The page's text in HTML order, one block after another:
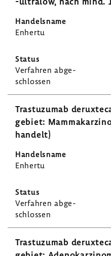
Enhertu
Verfahren abge­
schlossen
Tras­tu­zumab
ge­biet:
han­delt)
Enhertu
Verfahren abge­
schlossen
Tras­tu­zumab